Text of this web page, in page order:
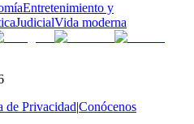
Entretenimiento y
JudicialVida moderna
de Privacidad|Conócenos